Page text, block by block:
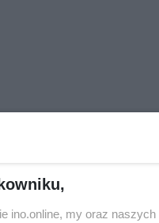
ino.online, my oraz